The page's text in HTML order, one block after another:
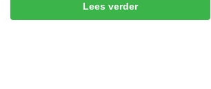
Lees verder